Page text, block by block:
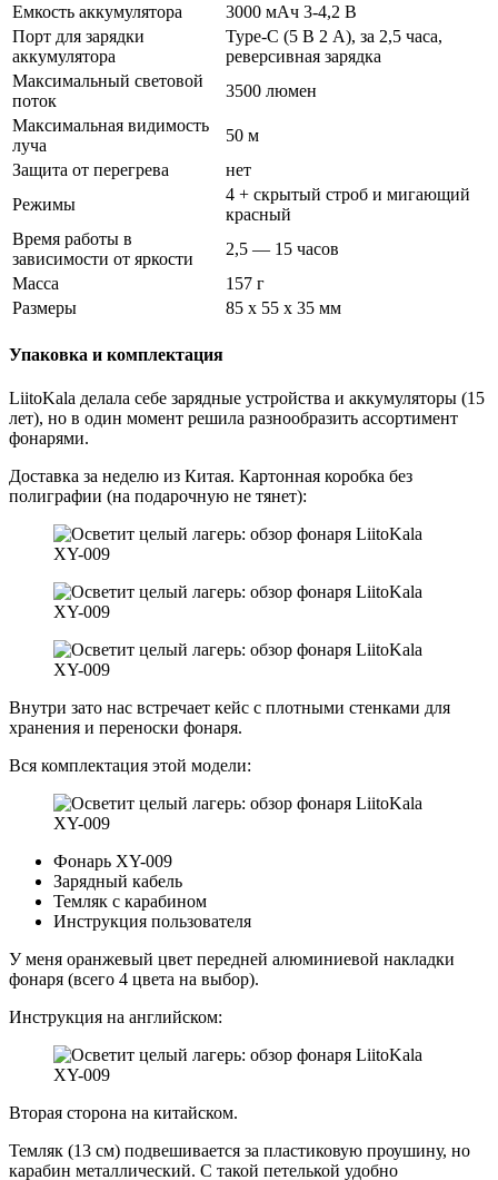
Емкость аккумулятора
3000 мАч 3-4,2 В
Порт для зарядки
аккумулятора
Type-C (5 В 2 А), за 2,5 часа,
реверсивная зарядка
Максимальный световой
поток
3500 люмен
Максимальная видимость
луча
50 м
Защита от перегрева
нет
Режимы
4 + скрытый строб и мигающий
красный
Время работы в
зависимости от яркости
2,5 — 15 часов
Масса
157 г
Размеры
85 x 55 x 35 мм
Упаковка и комплектация
LiitoKala делала себе зарядные устройства и аккумуляторы (15
лет), но в один момент решила разнообразить ассортимент
фонарями.
Доставка за неделю из Китая. Картонная коробка без
полиграфии (на подарочную не тянет):
Внутри зато нас встречает кейс с плотными стенками для
хранения и переноски фонаря.
Вся комплектация этой модели:
Фонарь XY-009
Зарядный кабель
Темляк с карабином
Инструкция пользователя
У меня оранжевый цвет передней алюминиевой накладки
фонаря (всего 4 цвета на выбор).
Инструкция на английском:
Вторая сторона на китайском.
Темляк (13 см) подвешивается за пластиковую проушину, но
карабин металлический. С такой петелькой удобно